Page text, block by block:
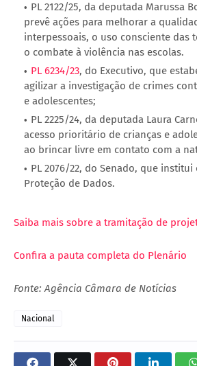
PL 2122/25, da deputada Marussa
prevê ações para melhorar a
interpessoais, o uso consciente das
o combate à violência nas escolas.
PL 6234/23, do Executivo, que
agilizar a investigação de crimes
e adolescentes;
PL 2225/24, da deputada Laura
acesso prioritário de crianças e
ao brincar livre em contato com a
PL 2076/22, do Senado, que
Proteção de Dados.
Saiba mais sobre a tramitação de
Confira a pauta completa do Plenário
Fonte: Agência Câmara de Notícias
Nacional